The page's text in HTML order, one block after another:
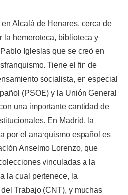
Alcalá de Henares, cerca de
la hemeroteca, biblioteca y
Iglesias que se creó en
Tiene el fin de
socialista, en especial
(PSOE) y la Unión General
una importante cantidad de
En Madrid, la
por el anarquismo español es
Anselmo Lorenzo, que
vinculadas a la
la cual pertenece, la
Trabajo (CNT), y muchas